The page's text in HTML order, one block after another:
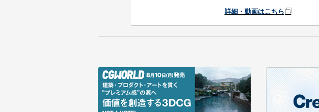
詳細・動画はこちら